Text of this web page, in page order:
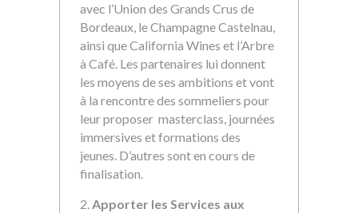
avec l’Union des Grands Crus de
Bordeaux, le Champagne Castelnau,
ainsi que California Wines et l’Arbre
à Café. Les partenaires lui donnent
les moyens de ses ambitions et vont
à la rencontre des sommeliers pour
leur proposer masterclass, journées
immersives et formations des
jeunes. D’autres sont en cours de
finalisation.
Apporter les Services aux